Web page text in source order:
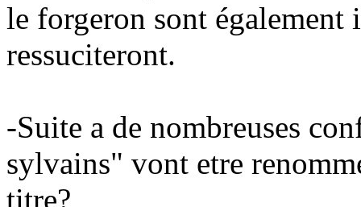
le forgeron sont
ressuciteront.
-Suite a de nombreuses
sylvains" vont etre
titre?